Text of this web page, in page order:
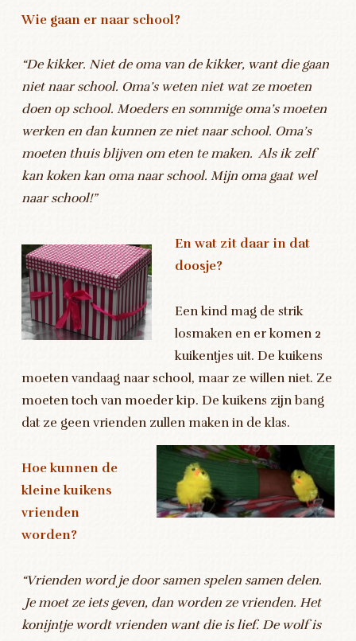
Wie gaan er naar school?
“De kikker. Niet de oma van de kikker, want die gaan
niet naar school. Oma’s weten niet wat ze moeten
doen op school. Moeders en sommige oma’s moeten
werken en dan kunnen ze niet naar school. Oma’s
moeten thuis blijven om eten te maken. Als ik zelf
kan koken kan oma naar school. Mijn oma gaat wel
naar school!”
En wat zit daar in dat
doosje?
Een kind mag de strik
losmaken en er komen 2
kuikentjes uit. De kuikens
moeten vandaag naar school, maar ze willen niet. Ze
moeten toch van moeder kip. De kuikens zijn bang
dat ze geen vrienden zullen maken in de klas.
Hoe kunnen de
kleine kuikens
vrienden
worden?
“Vrienden word je door samen spelen samen delen.
Je moet ze iets geven, dan worden ze vrienden. Het
konijntje wordt vrienden want die is lief. De wolf is